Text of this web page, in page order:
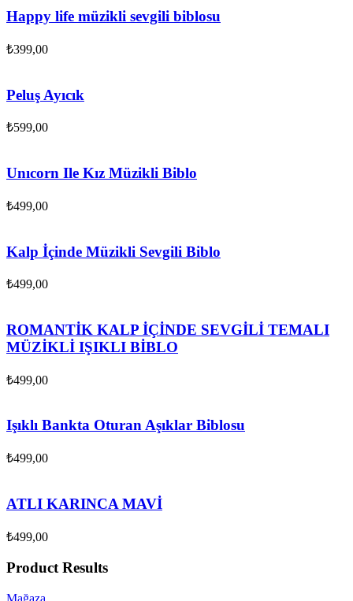
Happy life müzikli sevgili biblosu
₺399,00
Peluş Ayıcık
₺599,00
Unıcorn Ile Kız Müzikli Biblo
₺499,00
Kalp İçinde Müzikli Sevgili Biblo
₺499,00
ROMANTİK KALP İÇİNDE SEVGİLİ TEMALI
MÜZİKLİ IŞIKLI BİBLO
₺499,00
Işıklı Bankta Oturan Aşıklar Biblosu
₺499,00
ATLI KARINCA MAVİ
₺499,00
Product Results
Mağaza